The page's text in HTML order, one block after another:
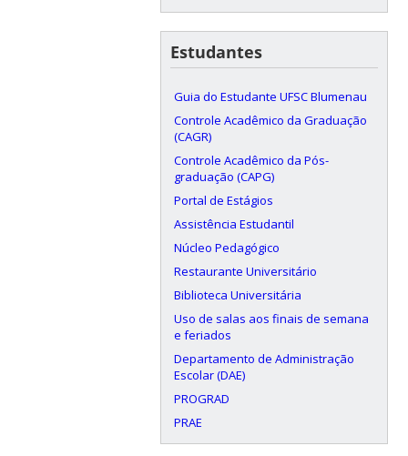
Estudantes
Guia do Estudante UFSC Blumenau
Controle Acadêmico da Graduação
(CAGR)
Controle Acadêmico da Pós-
graduação (CAPG)
Portal de Estágios
Assistência Estudantil
Núcleo Pedagógico
Restaurante Universitário
Biblioteca Universitária
Uso de salas aos finais de semana
e feriados
Departamento de Administração
Escolar (DAE)
PROGRAD
PRAE